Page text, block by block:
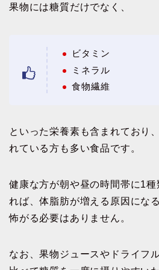
果物には糖質だけでなく、
ビタミン
ミネラル
食物繊維
といった栄養素も含まれており
れている方も多い食品です。
健康な方が朝や昼の時間帯に1
れば、体脂肪が増える原因にな
怖がる必要はありません。
なお、果物ジュースやドライフ